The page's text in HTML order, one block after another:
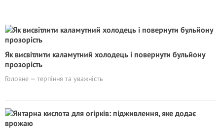
Як висвітлити каламутний холодець і повернути бульйону
прозорість
Головне — терпіння та уважність